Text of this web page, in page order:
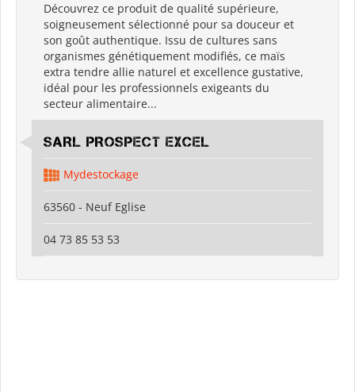
Découvrez ce produit de qualité supérieure,
soigneusement sélectionné pour sa douceur et
son goût authentique. Issu de cultures sans
organismes génétiquement modifiés, ce maïs
extra tendre allie naturel et excellence gustative,
idéal pour les professionnels exigeants du
secteur alimentaire...
SARL PROSPECT EXCEL
Mydestockage
63560 - Neuf Eglise
04 73 85 53 53